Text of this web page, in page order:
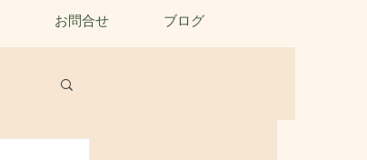
お問合せ ブログ